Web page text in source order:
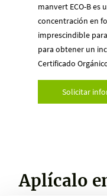
manvert ECO-B es
concentración en
imprescindible
para obtener un
Certificado
Solicitar
Aplícalo